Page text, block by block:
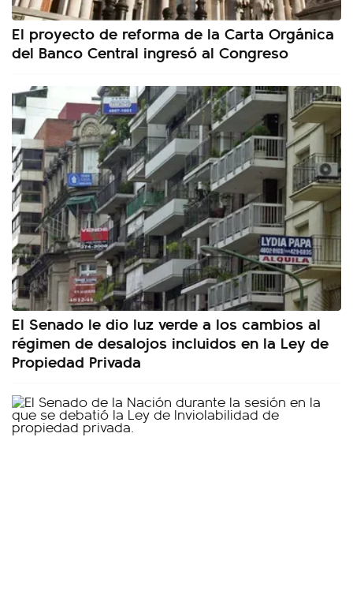
El proyecto de reforma de la Carta Orgánica
del Banco Central ingresó al Congreso
El Senado le dio luz verde a los cambios al
régimen de desalojos incluidos en la Ley de
Propiedad Privada